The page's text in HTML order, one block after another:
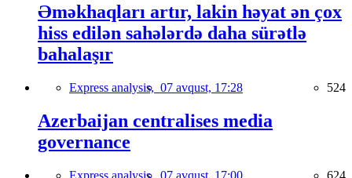
Əməkhaqları artır, lakin həyat ən çox
hiss edilən sahələrdə daha sürətlə
bahalaşır
Express analysis, 07 avqust, 17:28 524
Azerbaijan centralises media
governance
Express analysis, 07 avqust, 17:00 624